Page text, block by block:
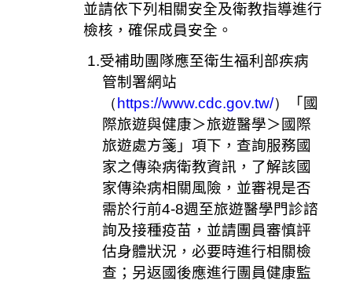
並請依下列相關安全及衛教指導進行
檢核，確保成員安全。
1.受補助團隊應至衛生福利部疾病
管制署網站
（ https://www.cdc.gov.tw/）
「國
際旅遊與健康＞旅遊醫學＞國際
旅遊處方箋」項下，查詢服務國
家之傳染病衛教資訊，了解該國
家傳染病相關風險，並審視是否
需於行前4-8週至旅遊醫學門診諮
詢及接種疫苗，並請團員審慎評
估身體狀況，必要時進行相關檢
查；另返國後應進行團員健康監